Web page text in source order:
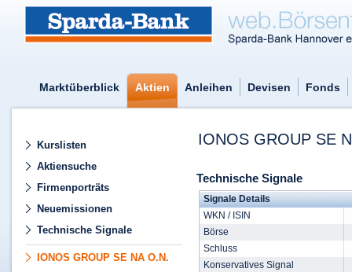
Marktüberblick Aktien Anleihen Devisen Fonds
Kurslisten
Aktiensuche
Firmenporträts
Neuemissionen
Technische Signale
IONOS GROUP SE NA O.N.
IONOS GROUP SE
Technische Signale
Signale Details
WKN / ISIN
Börse
Schluss
Konservatives Signal